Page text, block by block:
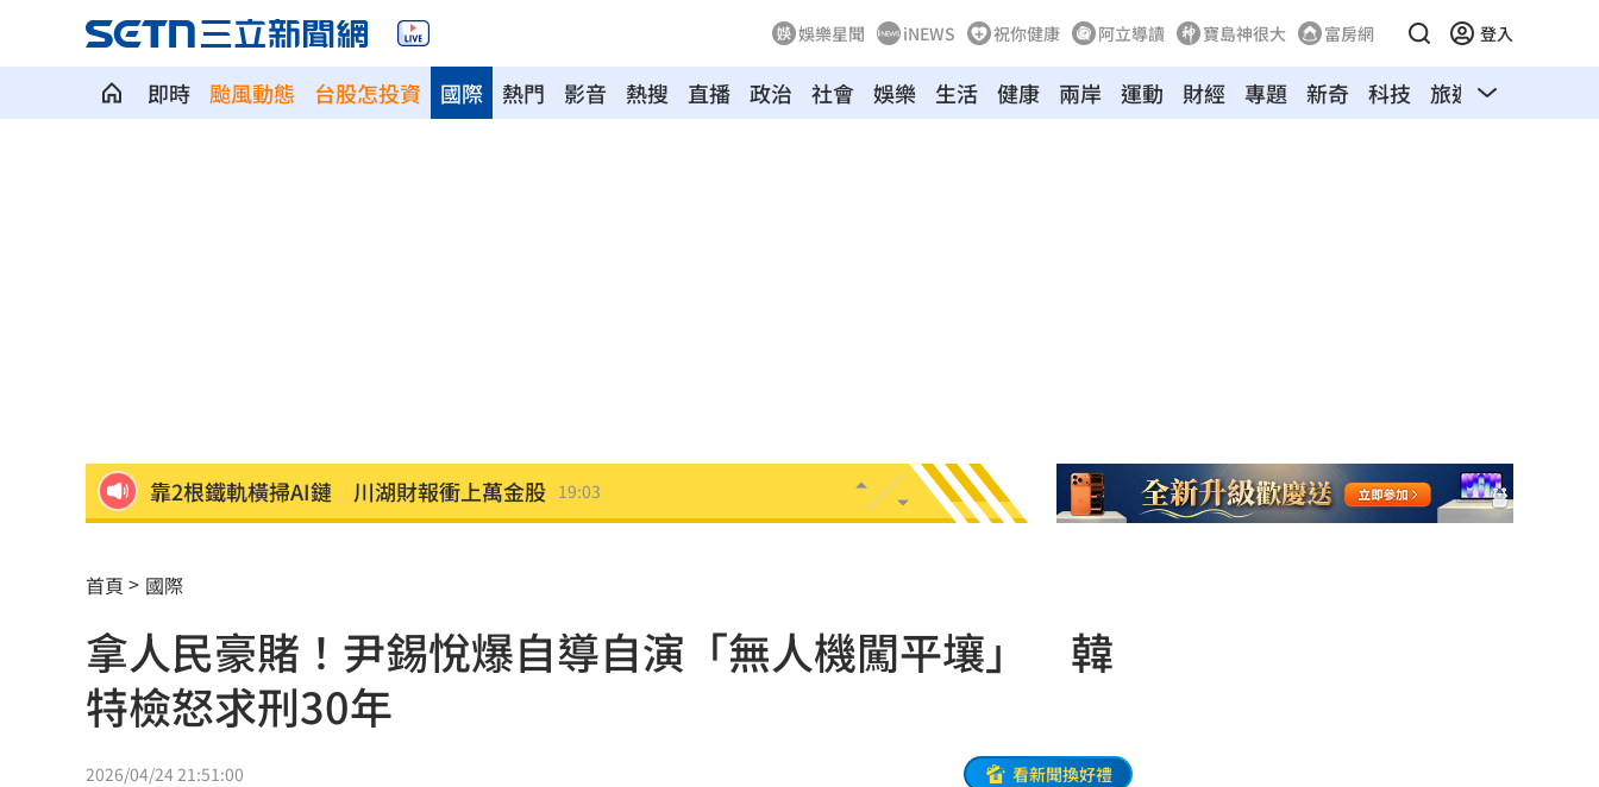
娛樂星聞 iNEWS 祝你健康 阿立導讀 寶島神很大 富房網 登入
即時 颱風動態 台股怎投資 熱門 影音 熱搜 直播 政治 社會 娛樂 生活 健康
國際 兩岸 運動 財經 專題 新奇 科技 旅遊 汽車
靠2根鐵軌橫掃AI鏈 川湖財報衝上萬金股 19:03
孫易磊登板2局2K無失分！ 飆156公里火球
直擊／NEWBEAT高雄首秀 震胸舞全場嗨翻 18:53
傅家接班人幕僚酒駕遭移送！公所火速准辭
颱風紫暴雨今晚開炸 估「這時」解除海警
首頁 國際
拿人民豪賭！尹錫悅爆自導自演「無人機闖平壤」 韓
特檢怒求刑30年
2026/04/24 21:51:00 看新聞換好禮